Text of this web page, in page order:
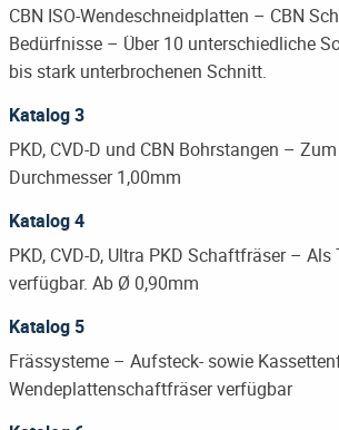
CBN ISO-Wendeschneidplatten – CBN
Bedürfnisse – Über 10 unterschiedliche
bis stark unterbrochenen Schnitt.
Katalog 3
PKD, CVD-D und CBN Bohrstangen –
Durchmesser 1,00mm
Katalog 4
PKD, CVD-D, Ultra PKD Schaftfräser –
verfügbar. Ab Ø 0,90mm
Katalog 5
Frässysteme – Aufsteck- sowie
Wendeplattenschaftfräser verfügbar